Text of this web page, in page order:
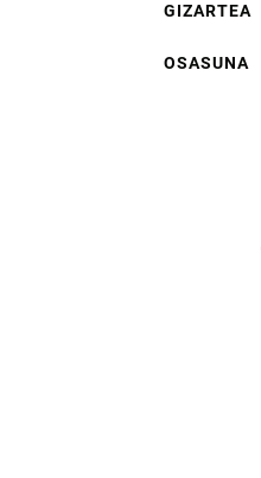
GIZARTEA
OSASUNA